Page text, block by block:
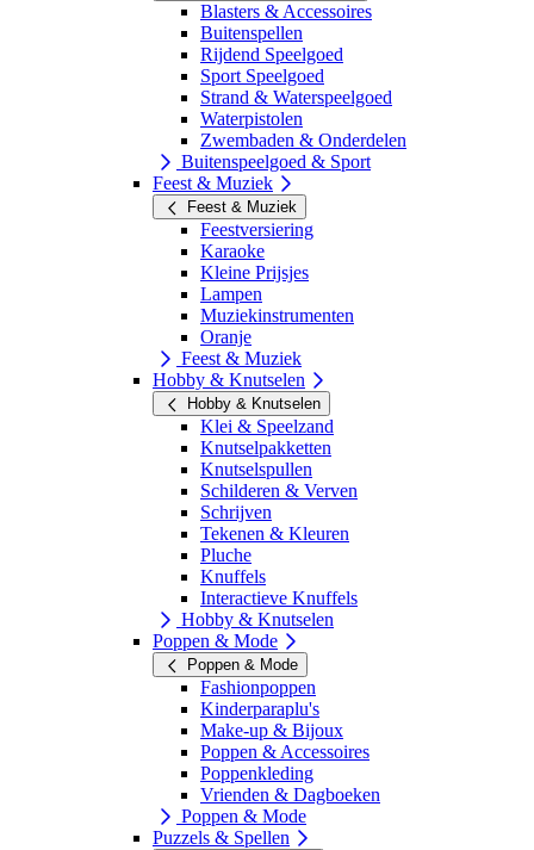
Blasters & Accessoires
Buitenspellen
Rijdend Speelgoed
Sport Speelgoed
Strand & Waterspeelgoed
Waterpistolen
Zwembaden & Onderdelen
Buitenspeelgoed & Sport
Feest & Muziek
Feest & Muziek
Feestversiering
Karaoke
Kleine Prijsjes
Lampen
Muziekinstrumenten
Oranje
Feest & Muziek
Hobby & Knutselen
Hobby & Knutselen
Klei & Speelzand
Knutselpakketten
Knutselspullen
Schilderen & Verven
Schrijven
Tekenen & Kleuren
Pluche
Knuffels
Interactieve Knuffels
Hobby & Knutselen
Poppen & Mode
Poppen & Mode
Fashionpoppen
Kinderparaplu's
Make-up & Bijoux
Poppen & Accessoires
Poppenkleding
Vrienden & Dagboeken
Poppen & Mode
Puzzels & Spellen